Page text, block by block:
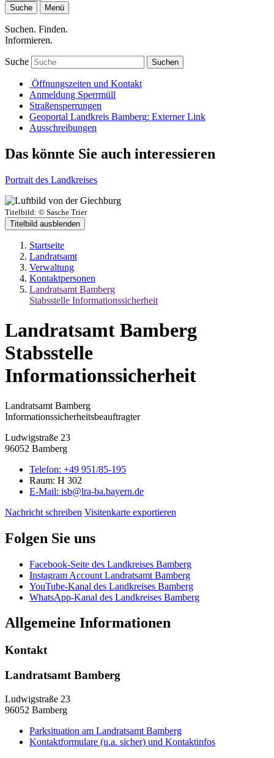
Suche
Menü
Suchen. Finden.
Informieren.
Suche Suchen
Öffnungszeiten und Kontakt
Anmeldung Sperrmüll
Straßensperrungen
Geoportal Landkreis Bamberg: Externer Link
Ausschreibungen
Das könnte Sie auch interessieren
Portrait des Landkreises
Titelbild: © Sasche Trier
Titelbild ausblenden
Startseite
Landratsamt
Verwaltung
Kontaktpersonen
Landratsamt Bamberg
Stabsstelle Informationssicherheit
Landratsamt Bamberg
Stabsstelle
Informationssicherheit
Landratsamt Bamberg
Informationssicherheitsbeauftragter
Ludwigstraße 23
96052 Bamberg
Telefon: +49 951/85-195
Raum: H 302
E-Mail: isb@lra-ba.bayern.de
Nachricht schreiben Visitenkarte exportieren
Folgen Sie uns
Facebook-Seite des Landkreises Bamberg
Instagram Account Landratsamt Bamberg
YouTube-Kanal des Landkreises Bamberg
WhatsApp-Kanal des Landkreises Bamberg
Allgemeine Informationen
Kontakt
Landratsamt Bamberg
Ludwigstraße 23
96052 Bamberg
Parksituation am Landratsamt Bamberg
Kontaktformulare (u.a. sicher) und Kontaktinfos